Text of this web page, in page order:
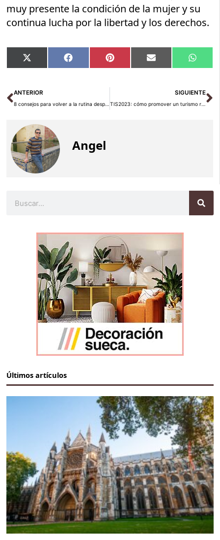
muy presente la condición de la mujer y su
continua lucha por la libertad y los derechos.
Compartir
en
X
(Twitter)
Compartir
en
Facebook Compartir
en
Pinterest Compartir
en
Email
en
Ant
ANTERIOR
8 consejos para volver a la rutina después de las vacaciones
SIGUIENTE
TIS2023: cómo promover un turismo responsable
Angel
Últimos artículos